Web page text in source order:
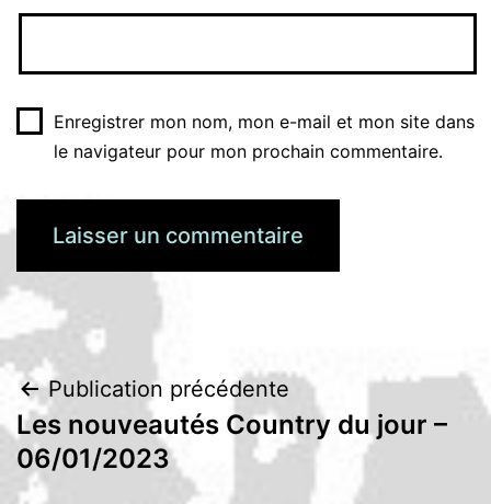
Enregistrer mon nom, mon e-mail et mon site dans
le navigateur pour mon prochain commentaire.
Navigation
de
Publication précédente
Les nouveautés Country du jour –
06/01/2023